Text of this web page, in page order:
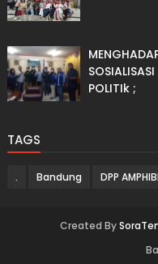
POLITIk ;
TAGS
. Bandung DPP AMPHIBI
Created By